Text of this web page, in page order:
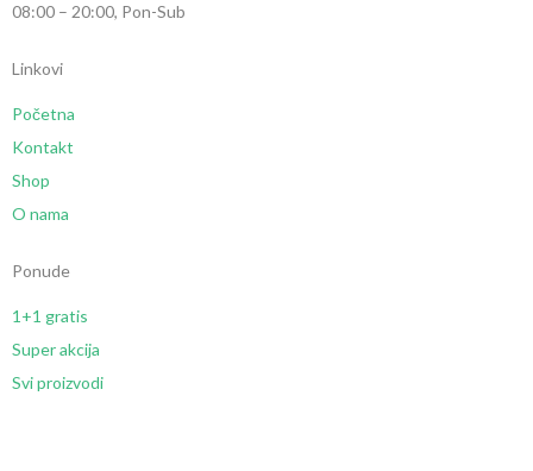
08:00 – 20:00, Pon-Sub
Linkovi
Početna
Kontakt
Shop
O nama
Ponude
1+1 gratis
Super akcija
Svi proizvodi